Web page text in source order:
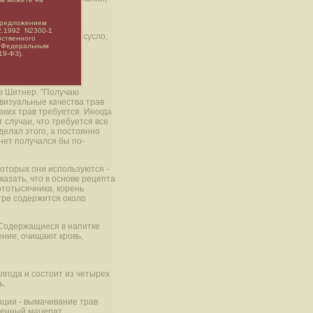
раз от раза
каждый раз, готовя сусло,
на пестициды
Шитнер. "Получаю
качества трав
трав требуется. Иногда
что требуется все
этого, а постоянно
получался бы по-
они используются -
что в основе рецепта
корень
содержится около
в напитке
очищают кровь,
и состоит из четырех
- вымачивание трав
N2300-1
Федеральным
ФЗ).